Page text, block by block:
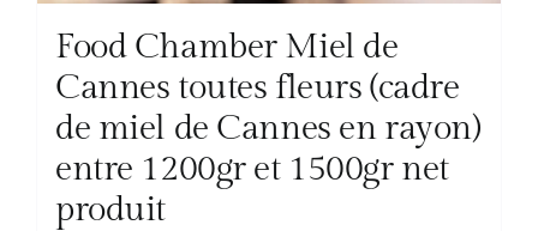
Food Chamber Miel de
Cannes toutes fleurs (cadre
de miel de Cannes en rayon)
entre 1200gr et 1500gr net
produit